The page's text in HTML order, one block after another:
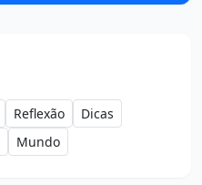
Reflexão
Dicas
Mundo